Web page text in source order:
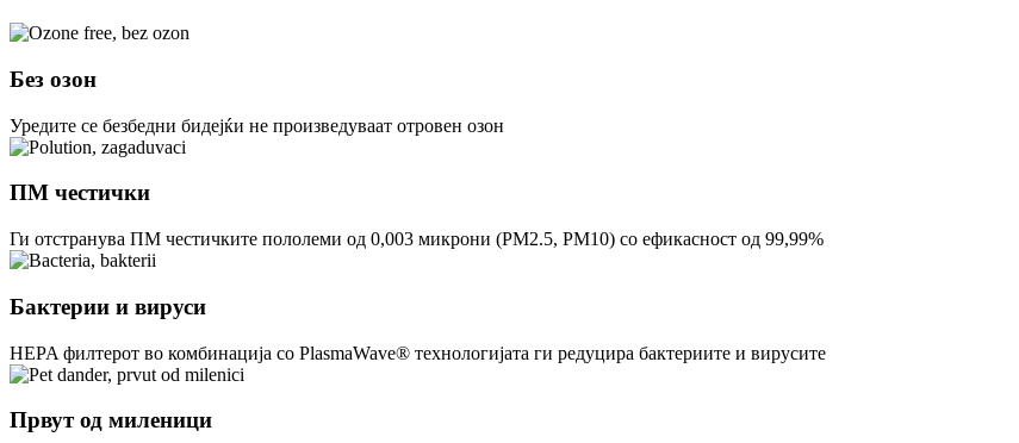
Без озон
Уредите се безбедни бидејќи не произведуваат отровен озон
ПМ честички
Ги отстранува ПМ честичките пололеми од 0,003 микрони (PM2.5, PM10) со ефикасност од 99,99%
Бактерии и вируси
HEPA филтерот во комбинација со PlasmaWave® технологијата ги редуцира бактериите и вирусите
Првут од миленици